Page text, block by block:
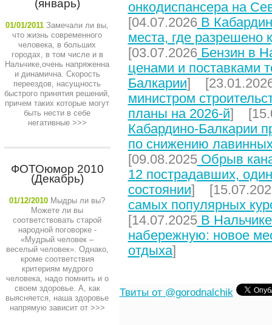
(январь)
01/01/2011 Замечали ли вы,
что жизнь современного
человека, в больших
городах, в том числе и в
Нальчике,очень напряженна
и динамична. Скорость
переездов, насущность
быстрого принятия решений,
причем таких которые могут
быть нести в себе
негативные>>>
ФОТОюмор 2010
(Декабрь)
01/12/2010 Мыдры ли вы?
Можете ли вы
соответствовать старой
народной поговорке -
«Мудрый человек –
веселый человек». Однако,
кроме соответствия
критериям мудрого
человека, надо помнить и о
своем здоровье. А, как
выясняется, наша здоровье
напрямую зависит от>>>
онкодиспансера на
[04.07.2026В
места, где разрешено
[03.07.2026Бензин в
ценами и поставками
Балкарии]
министром
планы на 2026-й]
Кабардино-Балкарии
по снижению
[09.08.2025Обрыв
12 пострадавших,
состоянии]
самых популярных
[14.07.2025В
набережную: новое
отдыха]
Твиты от @gorodnalchik